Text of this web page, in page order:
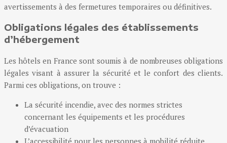
avertissements à des fermetures temporaires ou définitives.
Obligations légales des établissements
d’hébergement
Les hôtels en France sont soumis à de nombreuses obligations
légales visant à assurer la sécurité et le confort des clients.
Parmi ces obligations, on trouve :
La sécurité incendie, avec des normes strictes
concernant les équipements et les procédures
d’évacuation
L’accessibilité pour les personnes à mobilité réduite